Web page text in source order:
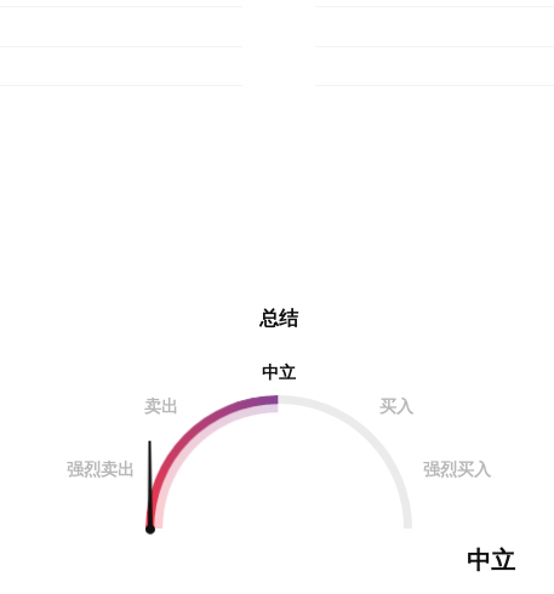
总结
中立
卖出
买入
强烈卖出 强烈买入
中立